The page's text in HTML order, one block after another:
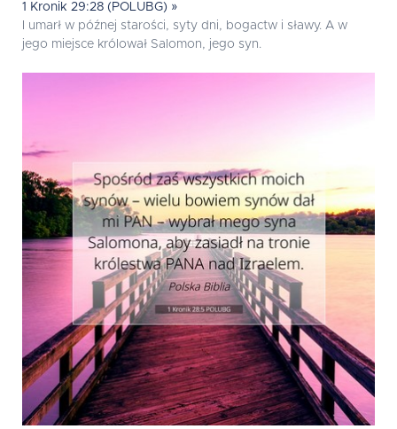
1 Kronik 29:28 (POLUBG) »
I umarł w późnej starości, syty dni, bogactw i sławy. A w
jego miejsce królował Salomon, jego syn.